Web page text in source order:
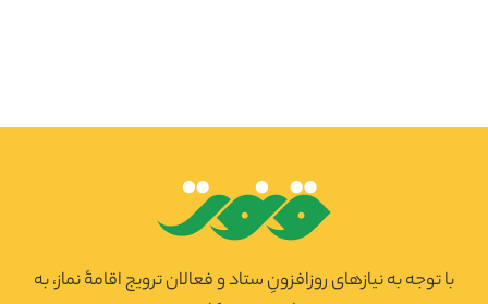
با توجه به نیازهای روزافزونِ ستاد و فعالان ترویج اقامۀ نماز، به